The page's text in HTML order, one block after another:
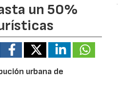
un 50%
urbana de